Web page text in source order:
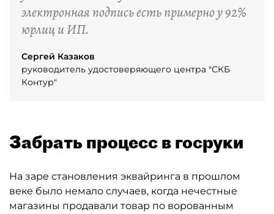
электронная подпись есть примерно у 92%
юрлиц и ИП.
Сергей Казаков
руководитель удостоверяющего центра "СКБ
Контур"
Забрать процесс в госруки
На заре становления эквайринга в прошлом
веке было немало случаев, когда нечестные
магазины продавали товар по ворованным